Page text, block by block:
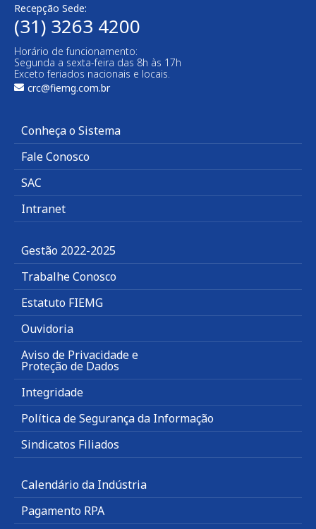
Recepção Sede:
(31) 3263 4200
Horário de funcionamento:
Segunda a sexta-feira das 8h às 17h
Exceto feriados nacionais e locais.
crc@fiemg.com.br
Conheça o Sistema
Fale Conosco
SAC
Intranet
Gestão 2022-2025
Trabalhe Conosco
Estatuto FIEMG
Ouvidoria
Aviso de Privacidade e
Proteção de Dados
Integridade
Política de Segurança da Informação
Sindicatos Filiados
Calendário da Indústria
Pagamento RPA